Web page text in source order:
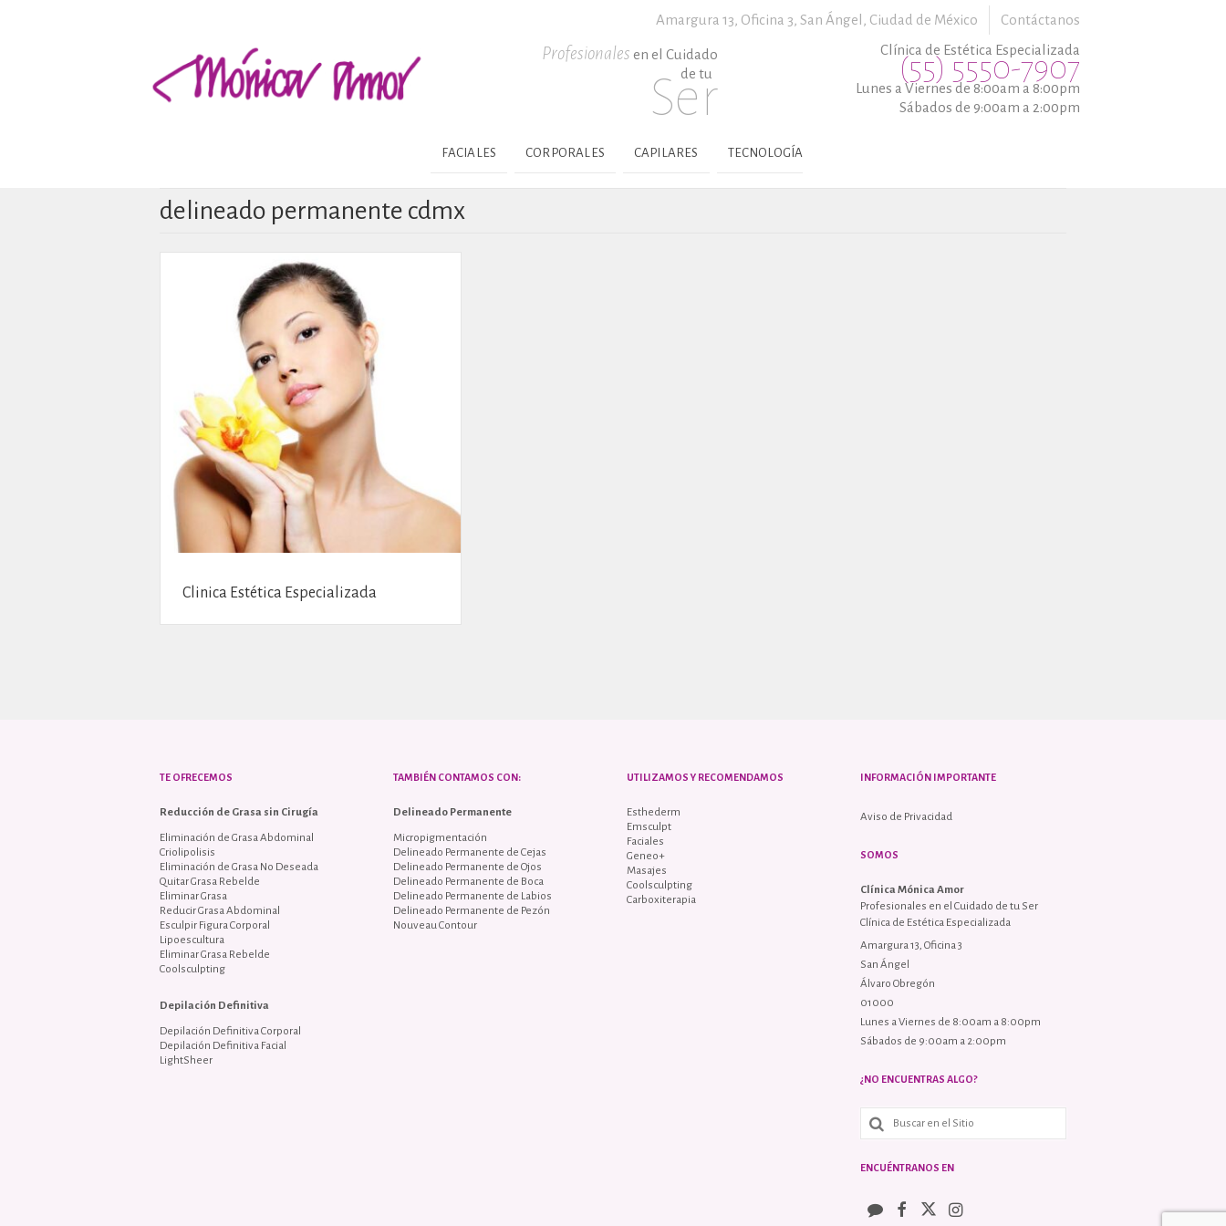
Contáctanos
Amargura 13, Oficina 3, San Ángel, Ciudad de México
Profesionales en el Cuidado
de tu
Ser
Clínica de Estética Especializada
(55) 5550-7907
Lunes a Viernes de 8:00am a 8:00pm
Sábados de 9:00am a 2:00pm
FACIALES CORPORALES CAPILARES TECNOLOGÍA
delineado permanente cdmx
Clinica Estética Especializada
TE OFRECEMOS
Reducción de Grasa sin Cirugía
Eliminación de Grasa Abdominal
Criolipolisis
Eliminación de Grasa No Deseada
Quitar Grasa Rebelde
Eliminar Grasa
Reducir Grasa Abdominal
Esculpir Figura Corporal
Lipoescultura
Eliminar Grasa Rebelde
Coolsculpting
Depilación Definitiva
Depilación Definitiva Corporal
Depilación Definitiva Facial
LightSheer
TAMBIÉN CONTAMOS CON:
Delineado Permanente
Micropigmentación
Delineado Permanente de Cejas
Delineado Permanente de Ojos
Delineado Permanente de Boca
Delineado Permanente de Labios
Delineado Permanente de Pezón
Nouveau Contour
UTILIZAMOS Y RECOMENDAMOS
Esthederm
Emsculpt
Faciales
Geneo+
Masajes
Coolsculpting
Carboxiterapia
INFORMACIÓN IMPORTANTE
Aviso de Privacidad
SOMOS
Clínica Mónica Amor
Profesionales en el Cuidado de tu Ser
Clínica de Estética Especializada
Amargura 13, Oficina 3
San Ángel
Álvaro Obregón
01000
Lunes a Viernes de 8:00am a 8:00pm
Sábados de 9:00am a 2:00pm
¿NO ENCUENTRAS ALGO?
ENCUÉNTRANOS EN